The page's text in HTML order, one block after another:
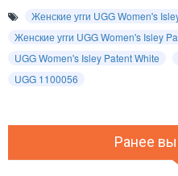
Женские угги UGG Women's
Женские угги UGG Women's Isley
UGG Women's Isley Patent White
UGG 1100056
Ранее